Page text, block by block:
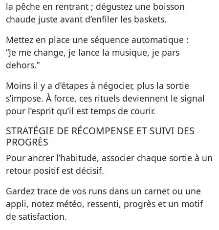
la pêche en rentrant ; dégustez une boisson
chaude juste avant d’enfiler les baskets.
Mettez en place une séquence automatique :
“Je me change, je lance la musique, je pars
dehors.”
Moins il y a d’étapes à négocier, plus la sortie
s’impose. À force, ces rituels deviennent le signal
pour l’esprit qu’il est temps de courir.
STRATÉGIE DE RÉCOMPENSE ET SUIVI DES
PROGRÈS
Pour ancrer l’habitude, associer chaque sortie à un
retour positif est décisif.
Gardez trace de vos runs dans un carnet ou une
appli, notez météo, ressenti, progrès et un motif
de satisfaction.